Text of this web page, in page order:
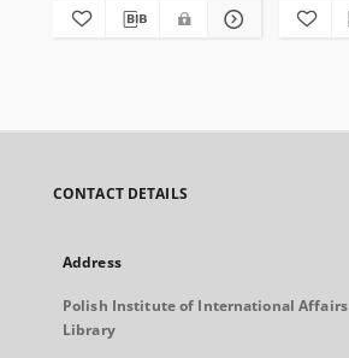
CONTACT DETAILS
Address
Polish Institute of International Affairs
Library